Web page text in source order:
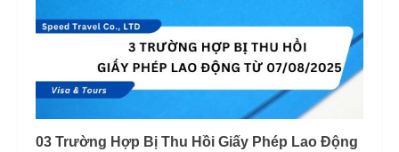
03 Trường Hợp Bị Thu Hồi Giấy Phép Lao Động